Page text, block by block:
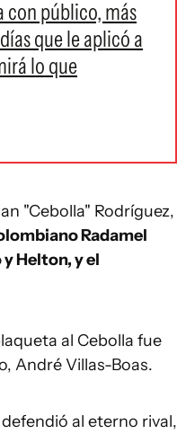
con público, más
que le aplicó a
lo que
"Cebolla" Rodríguez,
Radamel
Helton, y el
al Cebolla fue
André Villas-Boas.
al eterno rival,